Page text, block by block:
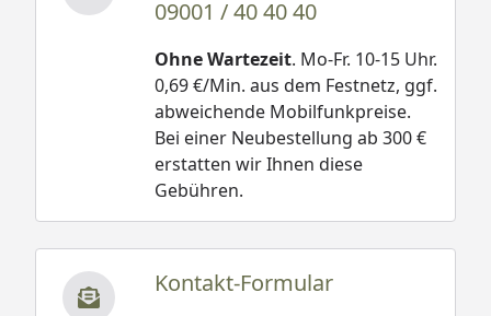
09001 / 40 40 40
Ohne Wartezeit. Mo-Fr. 10-15 Uhr.
0,69 €/Min. aus dem Festnetz, ggf.
abweichende Mobilfunkpreise.
Bei einer Neubestellung ab 300 €
erstatten wir Ihnen diese
Gebühren.
Kontakt-Formular